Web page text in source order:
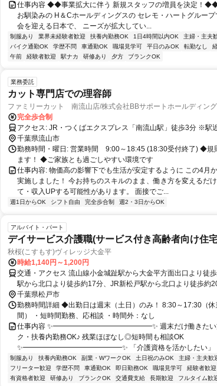
仕事内容 ◆◆事業拡大に伴う 新規スタッフの増員を決定！
お馴染みの H＆Cホールディングスの セレモ・ハートグルー
会を迎える日本で、 ニーズが拡大してい...
制服あり 業界未経験者歓迎 扶養内勤務OK 1日4時間以内OK 主婦・主夫
バイク通勤OK
学歴不問 車通勤OK 職場見学可 平日のみOK 転勤なし
午前
経験者歓迎 駅ナカ 研修あり 夕方 ブランクOK
業務委託
カット専門店での理容師
ファミリーカット 南流山店/株式会社BBサポートホールディン
完全歩合制
アクセス: JR・つくばエクスプレス「南流山駅」徒歩3分 ※
千葉県流山市
勤務時間・曜日: 営業時間 9:00～18:45 (18:30受付終了) ◆規
ます！ ◆ご家族とも過ごしやすい環境です
仕事内容: 物価高の影響下でも生活が安定するように この4月
実施しました！ 今お持ちのスキルのまま、働き方を変えるだ
て・収入UPする可能性があります。 面接でご...
週1日からOK シフト自由 完全歩合制 週2・3日からOK
アルバイト・パート
デイサービス介護職(サービス付き高齢者向け住
秋桜(こすもす)ヴィレッジ大金平
時給1,140円～1,200円
交通・アクセス 流山線小金城趾駅から大金平方面出口より徒
駅から北口より徒歩約17分、JR新松戸駅から北口より徒歩約
千葉県松戸市
勤務時間詳細 ◆出勤日は週末（土日）のみ！ 8:30～17:30（
間） ・短時間勤務、応相談 ・時間外：なし
仕事内容 ✨━━━━━━━━━━━━━━✨ 週末だけ働きたい方
ク・扶養内勤務OK♪ 残業ほぼなし◎短時間も相談OK
✨━━━━━━━━━━━━━━✨ 「介護資格を活かしたい」
制服あり 扶養内勤務OK 副業・WワークOK 土日祝のみOK 主婦・主夫歓
フリーター歓迎
学歴不問 車通勤OK 即日勤務OK 職場見学可 経験者歓迎
有資格者歓迎
研修あり ブランクOK 交通費支給 長期歓迎 フルタイム歓